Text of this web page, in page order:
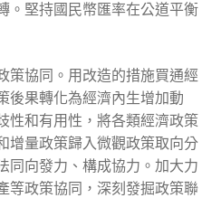
。堅持國民幣匯率在公道平衡
協同。用改造的措施買通經
後果轉化為經濟內生增加動
性和有用性，將各類經濟政策
增量政策歸入微觀政策取向分
同向發力、構成協力。加大力
等政策協同，深刻發掘政策聯